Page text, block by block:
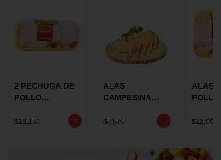
2 PECHUGA DE
POLLO
MARINADA X
$18.150
ALAS
CAMPESINA
COSTILLAR A
$5.575
ALAS
POLLO
$12.000